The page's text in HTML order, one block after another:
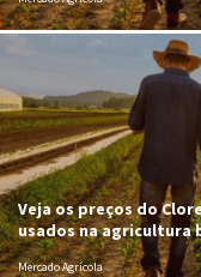
Veja os preços do
usados na agricultura
Mercado Agrícola